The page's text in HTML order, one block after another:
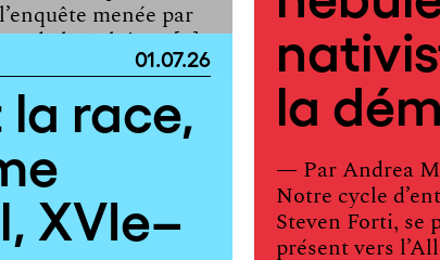
menée par
la
— Par Andrea
Notre cycle
Steven Forti, se
présent vers
01.07.26
race,
XVIe–